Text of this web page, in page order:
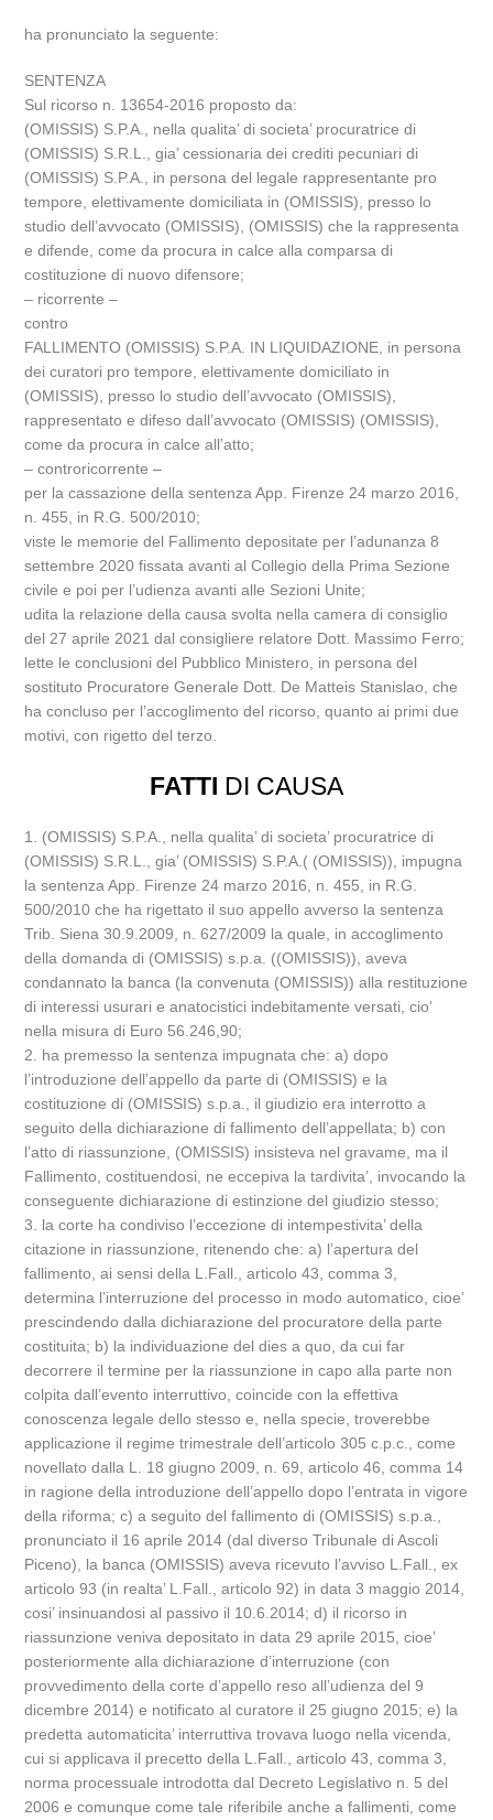
ha pronunciato la seguente:
SENTENZA
Sul ricorso n. 13654-2016 proposto da:
(OMISSIS) S.P.A., nella qualita’ di societa’ procuratrice di
(OMISSIS) S.R.L., gia’ cessionaria dei crediti pecuniari di
(OMISSIS) S.P.A., in persona del legale rappresentante pro
tempore, elettivamente domiciliata in (OMISSIS), presso lo
studio dell’avvocato (OMISSIS), (OMISSIS) che la rappresenta
e difende, come da procura in calce alla comparsa di
costituzione di nuovo difensore;
– ricorrente –
contro
FALLIMENTO (OMISSIS) S.P.A. IN LIQUIDAZIONE, in persona
dei curatori pro tempore, elettivamente domiciliato in
(OMISSIS), presso lo studio dell’avvocato (OMISSIS),
rappresentato e difeso dall’avvocato (OMISSIS) (OMISSIS),
come da procura in calce all’atto;
– controricorrente –
per la cassazione della sentenza App. Firenze 24 marzo 2016,
n. 455, in R.G. 500/2010;
viste le memorie del Fallimento depositate per l’adunanza 8
settembre 2020 fissata avanti al Collegio della Prima Sezione
civile e poi per l’udienza avanti alle Sezioni Unite;
udita la relazione della causa svolta nella camera di consiglio
del 27 aprile 2021 dal consigliere relatore Dott. Massimo Ferro;
lette le conclusioni del Pubblico Ministero, in persona del
sostituto Procuratore Generale Dott. De Matteis Stanislao, che
ha concluso per l’accoglimento del ricorso, quanto ai primi due
motivi, con rigetto del terzo.
FATTI DI CAUSA
1. (OMISSIS) S.P.A., nella qualita’ di societa’ procuratrice di
(OMISSIS) S.R.L., gia’ (OMISSIS) S.P.A.( (OMISSIS)), impugna
la sentenza App. Firenze 24 marzo 2016, n. 455, in R.G.
500/2010 che ha rigettato il suo appello avverso la sentenza
Trib. Siena 30.9.2009, n. 627/2009 la quale, in accoglimento
della domanda di (OMISSIS) s.p.a. ((OMISSIS)), aveva
condannato la banca (la convenuta (OMISSIS)) alla restituzione
di interessi usurari e anatocistici indebitamente versati, cio’
nella misura di Euro 56.246,90;
2. ha premesso la sentenza impugnata che: a) dopo
l’introduzione dell’appello da parte di (OMISSIS) e la
costituzione di (OMISSIS) s.p.a., il giudizio era interrotto a
seguito della dichiarazione di fallimento dell’appellata; b) con
l’atto di riassunzione, (OMISSIS) insisteva nel gravame, ma il
Fallimento, costituendosi, ne eccepiva la tardivita’, invocando la
conseguente dichiarazione di estinzione del giudizio stesso;
3. la corte ha condiviso l’eccezione di intempestivita’ della
citazione in riassunzione, ritenendo che: a) l’apertura del
fallimento, ai sensi della L.Fall., articolo 43, comma 3,
determina l’interruzione del processo in modo automatico, cioe’
prescindendo dalla dichiarazione del procuratore della parte
costituita; b) la individuazione del dies a quo, da cui far
decorrere il termine per la riassunzione in capo alla parte non
colpita dall’evento interruttivo, coincide con la effettiva
conoscenza legale dello stesso e, nella specie, troverebbe
applicazione il regime trimestrale dell’articolo 305 c.p.c., come
novellato dalla L. 18 giugno 2009, n. 69, articolo 46, comma 14
in ragione della introduzione dell’appello dopo l’entrata in vigore
della riforma; c) a seguito del fallimento di (OMISSIS) s.p.a.,
pronunciato il 16 aprile 2014 (dal diverso Tribunale di Ascoli
Piceno), la banca (OMISSIS) aveva ricevuto l’avviso L.Fall., ex
articolo 93 (in realta’ L.Fall., articolo 92) in data 3 maggio 2014,
cosi’ insinuandosi al passivo il 10.6.2014; d) il ricorso in
riassunzione veniva depositato in data 29 aprile 2015, cioe’
posteriormente alla dichiarazione d’interruzione (con
provvedimento della corte d’appello reso all’udienza del 9
dicembre 2014) e notificato al curatore il 25 giugno 2015; e) la
predetta automaticita’ interruttiva trovava luogo nella vicenda,
cui si applicava il precetto della L.Fall., articolo 43, comma 3,
norma processuale introdotta dal Decreto Legislativo n. 5 del
2006 e comunque come tale riferibile anche a fallimenti, come